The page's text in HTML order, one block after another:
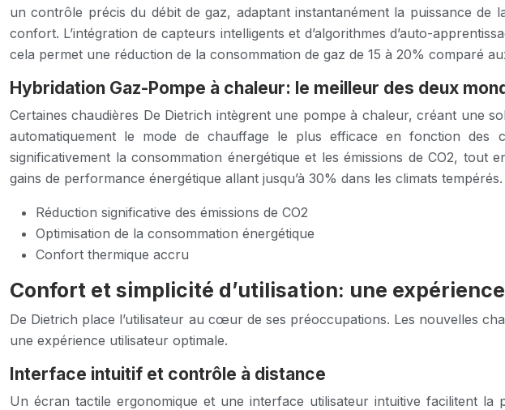
un contrôle précis du débit de gaz, adaptant instantanément la puissance de
confort. L’intégration de capteurs intelligents et d’algorithmes d’auto-
cela permet une réduction de la consommation de gaz de 15 à 20% comparé
Hybridation Gaz-Pompe à chaleur: le meilleur des deux
Certaines chaudières De Dietrich intègrent une pompe à chaleur, créant une
automatiquement le mode de chauffage le plus efficace en fonction des
significativement la consommation énergétique et les émissions de CO2,
gains de performance énergétique allant jusqu’à 30% dans les climats tempérés.
Réduction significative des émissions de CO2
Optimisation de la consommation énergétique
Confort thermique accru
Confort et simplicité d’utilisation: une
De Dietrich place l’utilisateur au cœur de ses préoccupations. Les nouvelles
une expérience utilisateur optimale.
Interface intuitif et contrôle à distance
Un écran tactile ergonomique et une interface utilisateur intuitive facilitent